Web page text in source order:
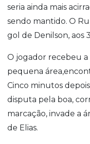
seria ainda mais
sendo mantido. O
gol de Denilson,
O jogador recebeu
pequena
Cinco minutos
disputa pela boa,
marcação, invade a
de Elias.